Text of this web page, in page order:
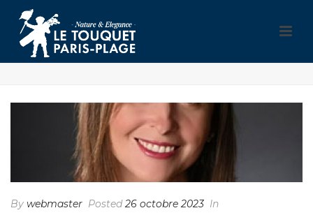
By webmaster Posted26 octobre 2023 In